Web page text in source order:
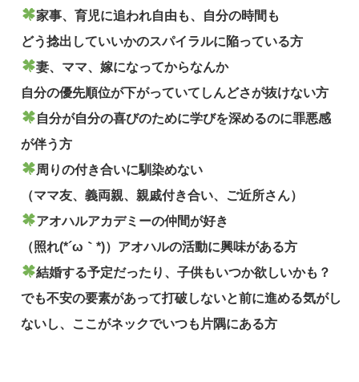
家事、育児に追われ自由も、自分の時間も
どう捻出していいかのスパイラルに陥っている方
妻、ママ、嫁になってからなんか
自分の優先順位が下がっていてしんどさが抜けない方
自分が自分の喜びのために学びを深めるのに罪悪感
が伴う方
周りの付き合いに馴染めない
（ママ友、義両親、親戚付き合い、ご近所さん）
アオハルアカデミーの仲間が好き
（照れ(*´ω｀*)）アオハルの活動に興味がある方
結婚する予定だったり、子供もいつか欲しいかも？
でも不安の要素があって打破しないと前に進める気がし
ないし、ここがネックでいつも片隅にある方